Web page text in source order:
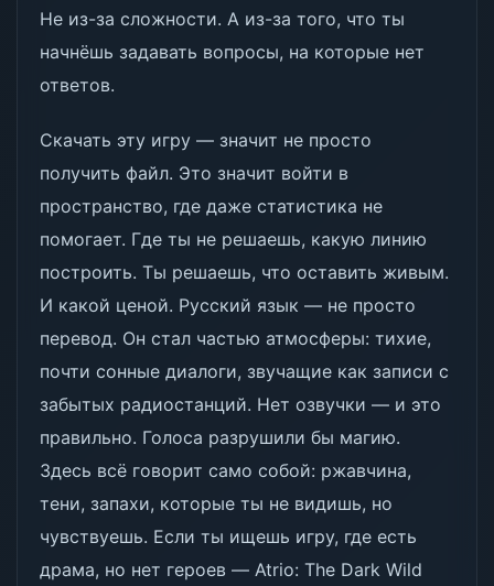
Не из-за сложности. А из-за того, что ты
начнёшь задавать вопросы, на которые нет
ответов.
Скачать эту игру — значит не просто
получить файл. Это значит войти в
пространство, где даже статистика не
помогает. Где ты не решаешь, какую линию
построить. Ты решаешь, что оставить живым.
И какой ценой. Русский язык — не просто
перевод. Он стал частью атмосферы: тихие,
почти сонные диалоги, звучащие как записи с
забытых радиостанций. Нет озвучки — и это
правильно. Голоса разрушили бы магию.
Здесь всё говорит само собой: ржавчина,
тени, запахи, которые ты не видишь, но
чувствуешь. Если ты ищешь игру, где есть
драма, но нет героев — Atrio: The Dark Wild